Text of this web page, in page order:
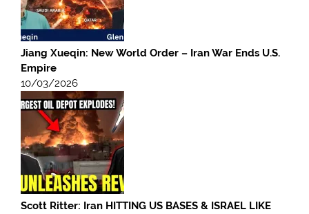
Jiang Xueqin: New World Order – Iran War Ends U.S.
Empire
10/03/2026
Scott Ritter: Iran HITTING US BASES & ISRAEL LIKE